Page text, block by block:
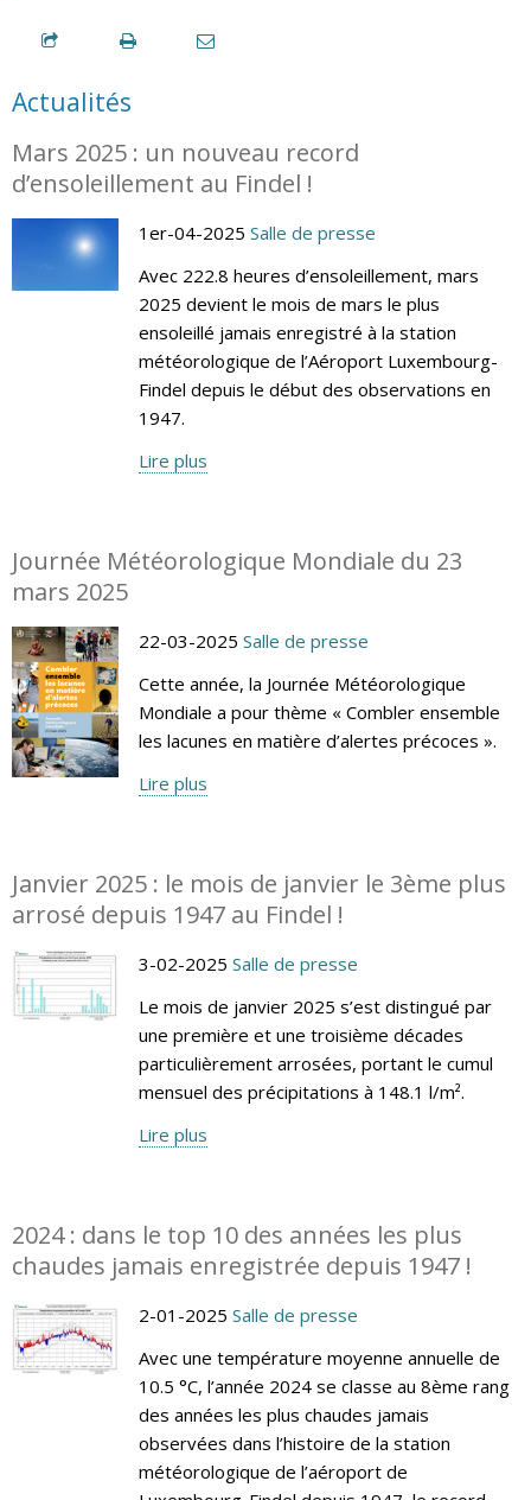
Actualités
Mars 2025 : un nouveau record
d’ensoleillement au Findel !
1er-04-2025 Salle de presse
Avec 222.8 heures d’ensoleillement, mars
2025 devient le mois de mars le plus
ensoleillé jamais enregistré à la station
météorologique de l’Aéroport Luxembourg-
Findel depuis le début des observations en
1947.
Lire plus
Journée Météorologique Mondiale du 23
mars 2025
22-03-2025 Salle de presse
Cette année, la Journée Météorologique
Mondiale a pour thème « Combler ensemble
les lacunes en matière d’alertes précoces ».
Lire plus
Janvier 2025 : le mois de janvier le 3ème plus
arrosé depuis 1947 au Findel !
3-02-2025 Salle de presse
Le mois de janvier 2025 s’est distingué par
une première et une troisième décades
particulièrement arrosées, portant le cumul
mensuel des précipitations à 148.1 l/m².
Lire plus
2024 : dans le top 10 des années les plus
chaudes jamais enregistrée depuis 1947 !
2-01-2025 Salle de presse
Avec une température moyenne annuelle de
10.5 °C, l’année 2024 se classe au 8ème rang
des années les plus chaudes jamais
observées dans l’histoire de la station
météorologique de l’aéroport de